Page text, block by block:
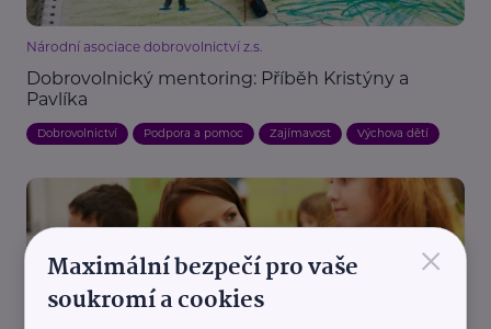
Národní asociace dobrovolnictví z.s.
Dobrovolnický mentoring: Příběh Kristýny a
Pavlíka
Dobrovolnictví Podpora a pomoc Zajímavost Výchova dětí
×
Maximální bezpečí pro vaše
soukromí a cookies